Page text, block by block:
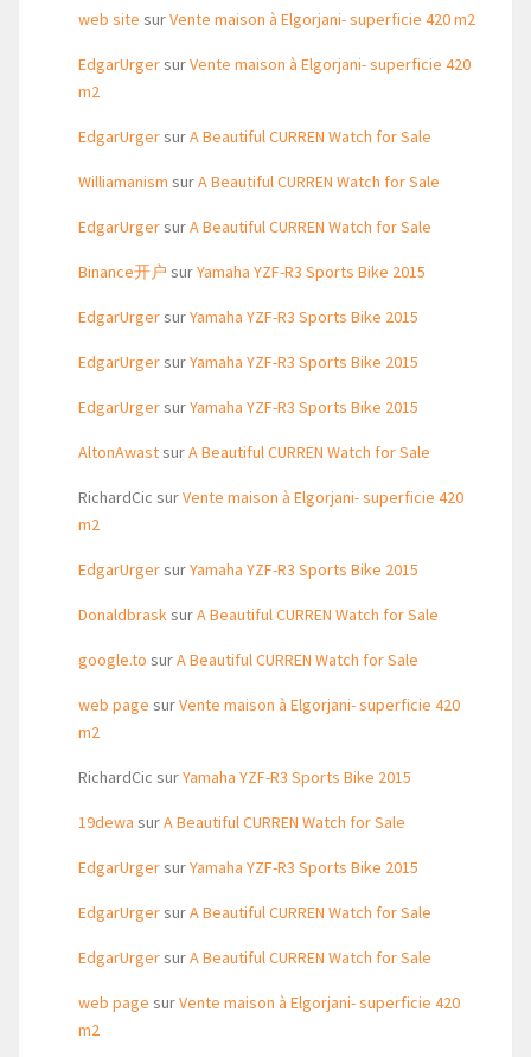
web site surVente maison à Elgorjani- superficie 420 m2
EdgarUrgersurVente maison à Elgorjani- superficie 420
m2
EdgarUrgersurA Beautiful CURREN Watch for Sale
Williamanism surA Beautiful CURREN Watch for Sale
EdgarUrgersurA Beautiful CURREN Watch for Sale
Binance开户 surYamaha YZF-R3 Sports Bike 2015
EdgarUrgersurYamaha YZF-R3 Sports Bike 2015
EdgarUrgersurYamaha YZF-R3 Sports Bike 2015
EdgarUrgersurYamaha YZF-R3 Sports Bike 2015
AltonAwastsurA Beautiful CURREN Watch for Sale
RichardCic surVente maison à Elgorjani- superficie 420
m2
EdgarUrgersurYamaha YZF-R3 Sports Bike 2015
DonaldbrasksurA Beautiful CURREN Watch for Sale
google.to surA Beautiful CURREN Watch for Sale
web page surVente maison à Elgorjani- superficie 420
m2
RichardCic surYamaha YZF-R3 Sports Bike 2015
19dewa surA Beautiful CURREN Watch for Sale
EdgarUrgersurYamaha YZF-R3 Sports Bike 2015
EdgarUrgersurA Beautiful CURREN Watch for Sale
EdgarUrgersurA Beautiful CURREN Watch for Sale
web page surVente maison à Elgorjani- superficie 420
m2